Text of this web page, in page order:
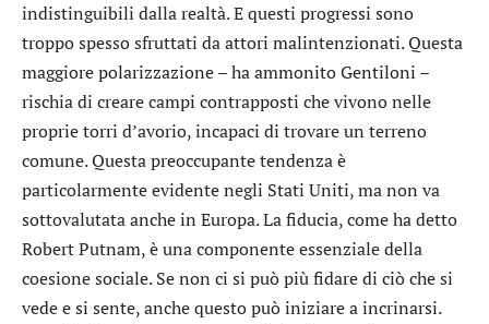
indistinguibili dalla realtà. E questi progressi sono
troppo spesso sfruttati da attori malintenzionati. Questa
maggiore polarizzazione – ha ammonito Gentiloni –
rischia di creare campi contrapposti che vivono nelle
proprie torri d’avorio, incapaci di trovare un terreno
comune. Questa preoccupante tendenza è
particolarmente evidente negli Stati Uniti, ma non va
sottovalutata anche in Europa. La fiducia, come ha detto
Robert Putnam, è una componente essenziale della
coesione sociale. Se non ci si può più fidare di ciò che si
vede e si sente, anche questo può iniziare a incrinarsi.